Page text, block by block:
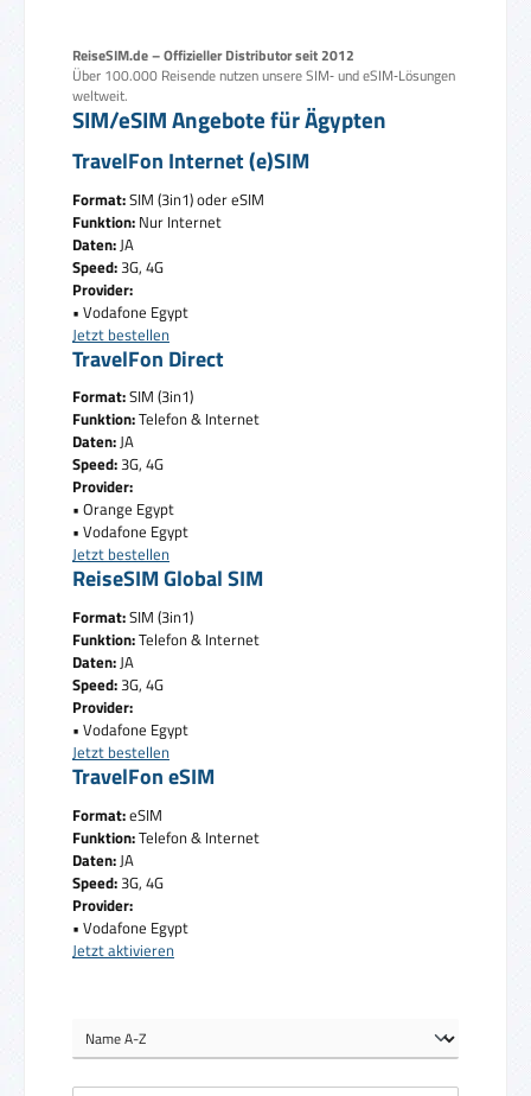
ReiseSIM.de – Offizieller Distributor seit 2012
Über 100.000 Reisende nutzen unsere SIM‑ und eSIM‑Lösungen
weltweit.
SIM/eSIM Angebote für Ägypten
TravelFon Internet (e)SIM
Format:SIM (3in1) oder eSIM
Funktion: Nur Internet
Daten: JA
Speed:3G, 4G
Provider:
• Vodafone Egypt
Jetzt bestellen
TravelFon Direct
Format:SIM (3in1)
Funktion:Telefon & Internet
Daten:JA
Speed:3G, 4G
Provider:
• Orange Egypt
• Vodafone Egypt
Jetzt bestellen
ReiseSIM Global SIM
Format:SIM (3in1)
Funktion:Telefon & Internet
Daten:JA
Speed:3G, 4G
Provider:
• Vodafone Egypt
Jetzt bestellen
TravelFon eSIM
Format:eSIM
Funktion:Telefon & Internet
Daten:JA
Speed:3G, 4G
Provider:
• Vodafone Egypt
Jetzt aktivieren